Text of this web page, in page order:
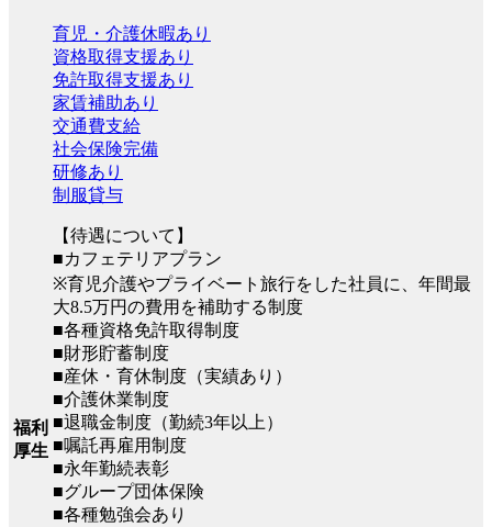
福利
厚生
育児・介護休暇あり
資格取得支援あり
免許取得支援あり
家賃補助あり
交通費支給
社会保険完備
研修あり
制服貸与
【待遇について】
■カフェテリアプラン
※育児介護やプライベート旅行をした社員に、年間最
大8.5万円の費用を補助する制度
■各種資格免許取得制度
■財形貯蓄制度
■産休・育休制度（実績あり）
■介護休業制度
■退職金制度（勤続3年以上）
■嘱託再雇用制度
■永年勤続表彰
■グループ団体保険
■各種勉強会あり